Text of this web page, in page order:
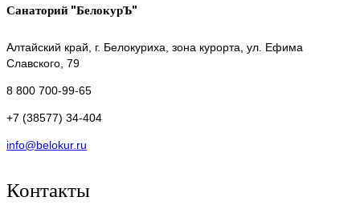
Санаторий "БелокурЪ"
Алтайский край, г. Белокуриха, зона курорта, ул. Ефима
Славского, 79
8 800 700-99-65
+7 (38577) 34-404
info@belokur.ru
Контакты